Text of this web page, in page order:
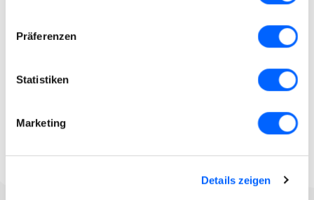
Präferenzen
Statistiken
Marketing
Details zeigen